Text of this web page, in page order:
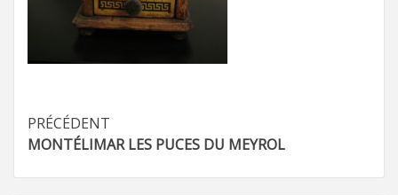
Navigation
d’article
PRÉCÉDENT
MONTÉLIMAR LES PUCES DU MEYROL